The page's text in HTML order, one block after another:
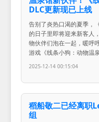
DLC更新现已上线
告别了炎热口渴的夏季，
的日子里即将迎来新客人
物伙伴们泡在一起，暖呼
游戏《线条小狗：动物温
2025-12-14 00:15:04
稻船敬二已经离职
组